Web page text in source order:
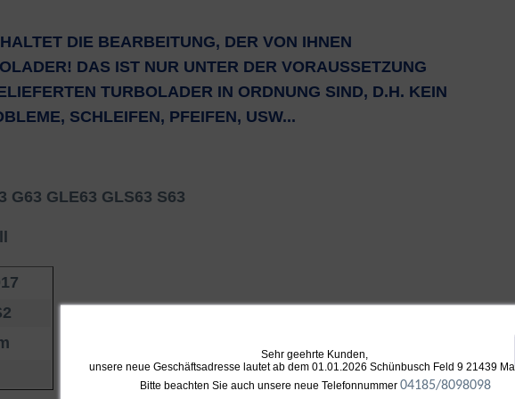
DIE BEARBEITUNG, DER VON IHNEN
DAS IST NUR UNTER DER VORAUSSETZUNG
TURBOLADER IN ORDNUNG SIND, D.H. KEIN
SCHLEIFEN, PFEIFEN, USW...
G63 GLE63 GLS63 S63
Sehr geehrte Kunden,
unsere neue Geschäftsadresse lautet ab dem 01.01.2026 Schünbusch Feld 9 21439
Bitte beachten Sie auch unsere neue Telefonnummer 04185/8098098